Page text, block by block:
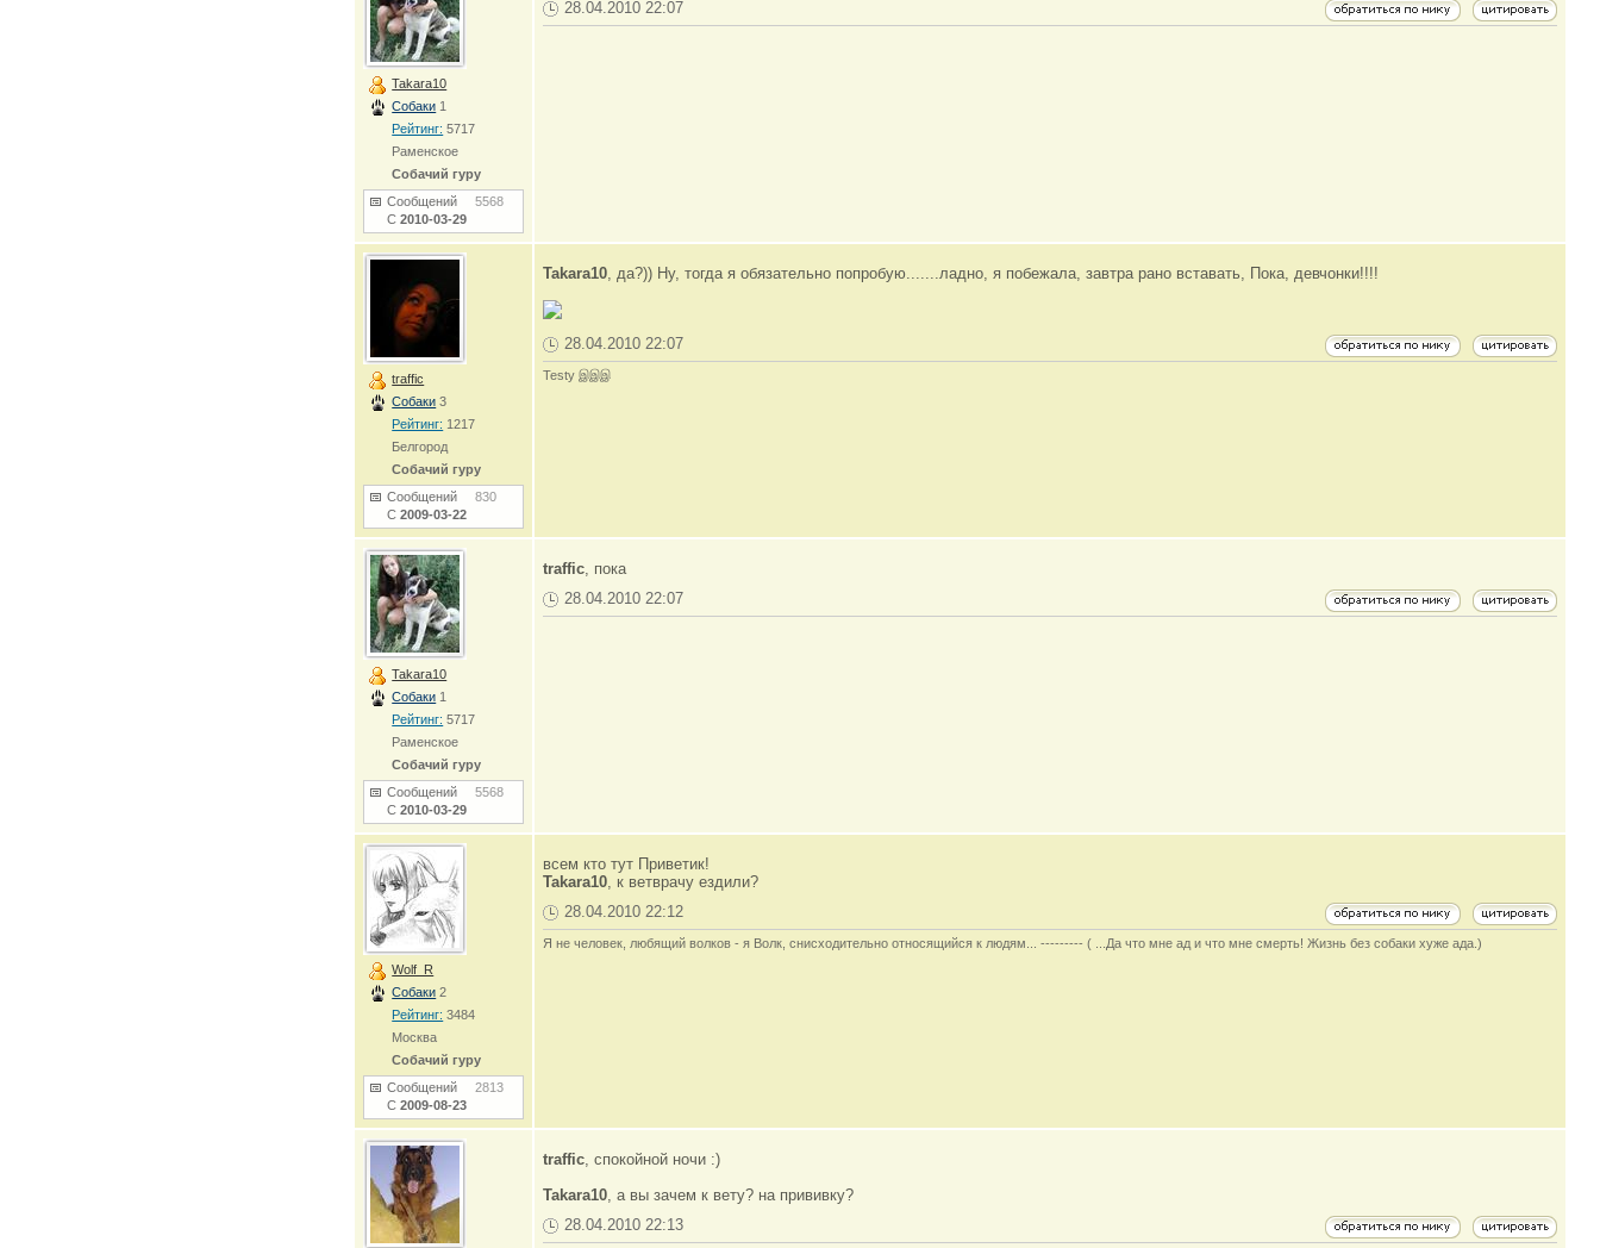
Takara10
Собаки 1
Рейтинг: 5717
Раменское
Собачий гуру
Сообщений5568
С2010-03-29
28.04.2010 22:07
traffic
Собаки 3
Рейтинг: 1217
Белгород
Собачий гуру
Сообщений830
С2009-03-22
Takara10, да?)) Ну, тогда я обязательно попробую.......ладно, я побежала, завтра рано вставать, Пока, девчонки!!!!
28.04.2010 22:07
Testy இஇஇ
Takara10
Собаки 1
Рейтинг: 5717
Раменское
Собачий гуру
Сообщений5568
С2010-03-29
traffic, пока
28.04.2010 22:07
Wolf_R
Собаки 2
Рейтинг: 3484
Москва
Собачий гуру
Сообщений2813
С2009-08-23
всем кто тут Приветик!
Takara10, к ветврачу ездили?
28.04.2010 22:12
Я не человек, любящий волков - я Волк, снисходительно относящийся к людям... --------- ( ...Да что мне ад и что мне смерть! Жизнь без собаки хуже ада.)
traffic, спокойной ночи :)
Takara10, а вы зачем к вету? на прививку?
28.04.2010 22:13